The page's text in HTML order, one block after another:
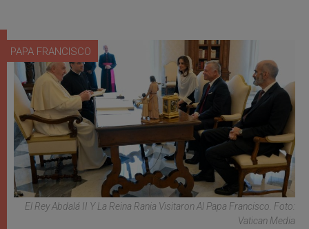
PAPA FRANCISCO
El Rey Abdalá II Y La Reina Rania Visitaron Al Papa Francisco. Foto:
Vatican Media